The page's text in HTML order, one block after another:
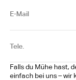
E-Mail
Tele.
Falls du Mühe hast,
einfach bei uns – wir